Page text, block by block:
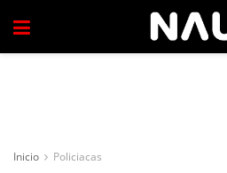
Inicio Policiacas